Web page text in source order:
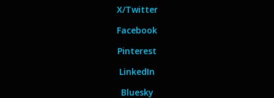
X/Twitter
Facebook
Pinterest
LinkedIn
Bluesky